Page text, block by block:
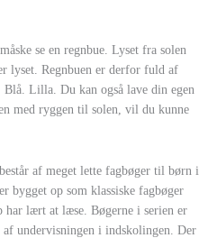
se en regnbue. Lyset fra solen
lyset. Regnbuen er derfor fuld af
Lilla. Du kan også lave din egen
med ryggen til solen, vil du kunne
består af meget lette fagbøger til børn i
bygget op som klassiske fagbøger
har lært at læse. Bøgerne i serien er
undervisningen i indskolingen. Der